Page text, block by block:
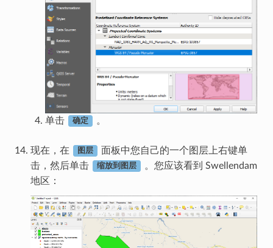
单击 确定 。
现在，在 图层
面板中您自己的一个图层上右键单
击，然后单击
缩放到图层
。您应该看到 Swellendam
地区：